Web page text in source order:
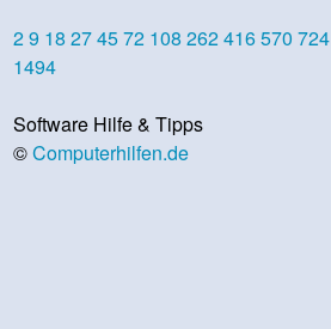
29 18 274572 108 262416570 724
1494
Software Hilfe & Tipps
©Computerhilfen.de